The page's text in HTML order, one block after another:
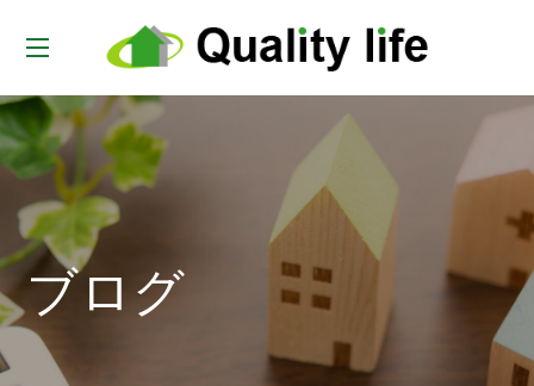
ブログ
t
o
g
l
n
a